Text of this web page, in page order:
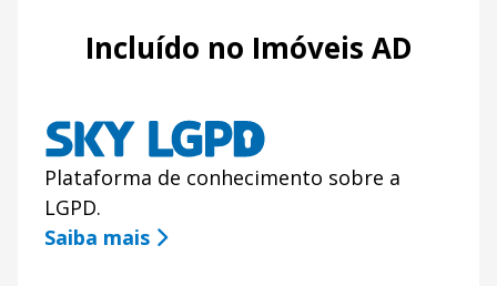
Incluído no Imóveis AD
Plataforma de conhecimento sobre a
LGPD.
Saiba mais